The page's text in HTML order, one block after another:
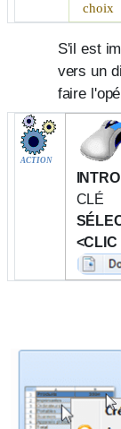
choix
S'il est
vers un
faire
ACTION
CLÉ
<CLIC